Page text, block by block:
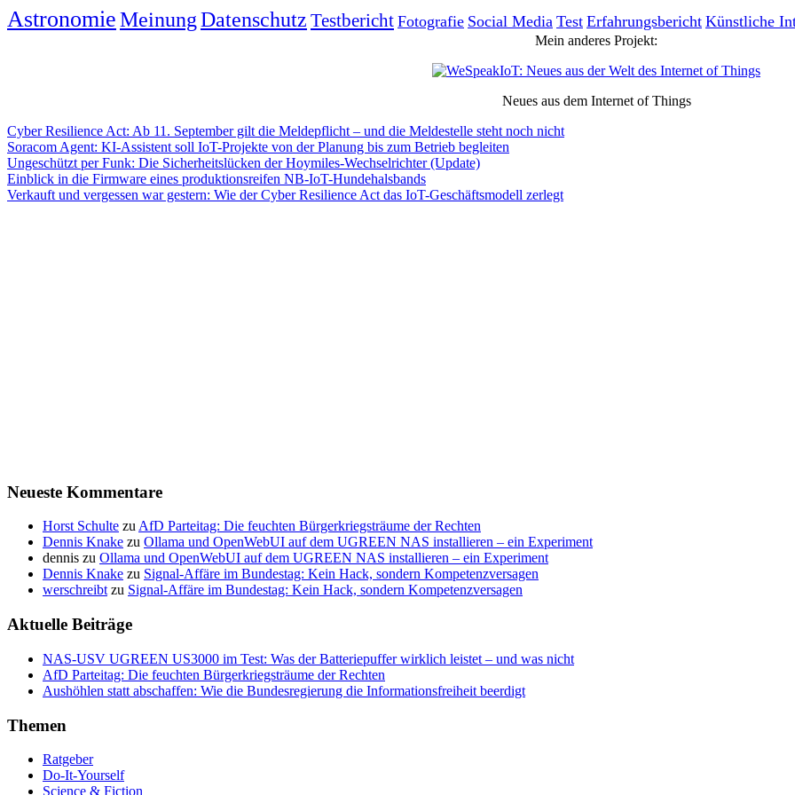
AstronomieMeinungDatenschutz Testbericht Fotografie Social Media Test Erfahrungsbericht Künstliche
Mein anderes Projekt:
Neues aus dem Internet of Things
Cyber Resilience Act: Ab 11. September gilt die Meldepflicht – und die Meldestelle steht noch nicht
Soracom Agent: KI-Assistent soll IoT-Projekte von der Planung bis zum Betrieb begleiten
Ungeschützt per Funk: Die Sicherheitslücken der Hoymiles-Wechselrichter (Update)
Einblick in die Firmware eines produktionsreifen NB-IoT-Hundehalsbands
Verkauft und vergessen war gestern: Wie der Cyber Resilience Act das IoT-Geschäftsmodell zerlegt
Neueste Kommentare
Horst Schulte zuAfD Parteitag: Die feuchten Bürgerkriegsträume der Rechten
Dennis Knake zu Ollama und OpenWebUI auf dem UGREEN NAS installieren – ein Experiment
dennis zu Ollama und OpenWebUI auf dem UGREEN NAS installieren – ein Experiment
Dennis Knake zu Signal-Affäre im Bundestag: Kein Hack, sondern Kompetenzversagen
werschreibtzu Signal-Affäre im Bundestag: Kein Hack, sondern Kompetenzversagen
Aktuelle Beiträge
NAS-USV UGREEN US3000 im Test: Was der Batteriepuffer wirklich leistet – und was nicht
AfD Parteitag: Die feuchten Bürgerkriegsträume der Rechten
Aushöhlen statt abschaffen: Wie die Bundesregierung die Informationsfreiheit beerdigt
Themen
Ratgeber
Do-It-Yourself
Science & Fiction